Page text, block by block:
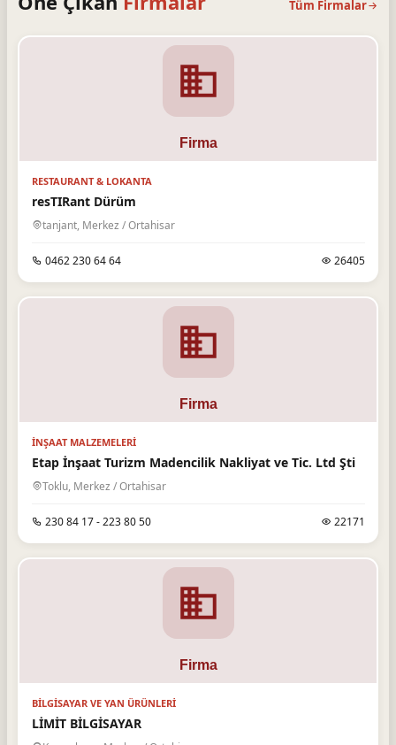
Tüm Firmalar
RESTAURANT & LOKANTA
resTIRant Dürüm
tanjant, Merkez / Ortahisar
0462 230 64 64 26405
İNŞAAT MALZEMELERI
Etap İnşaat Turizm Madencilik Nakliyat ve Tic. Ltd Şti
Toklu, Merkez / Ortahisar
230 84 17 - 223 80 50 22171
BILGISAYAR VE YAN ÜRÜNLERI
LİMİT BİLGİSAYAR